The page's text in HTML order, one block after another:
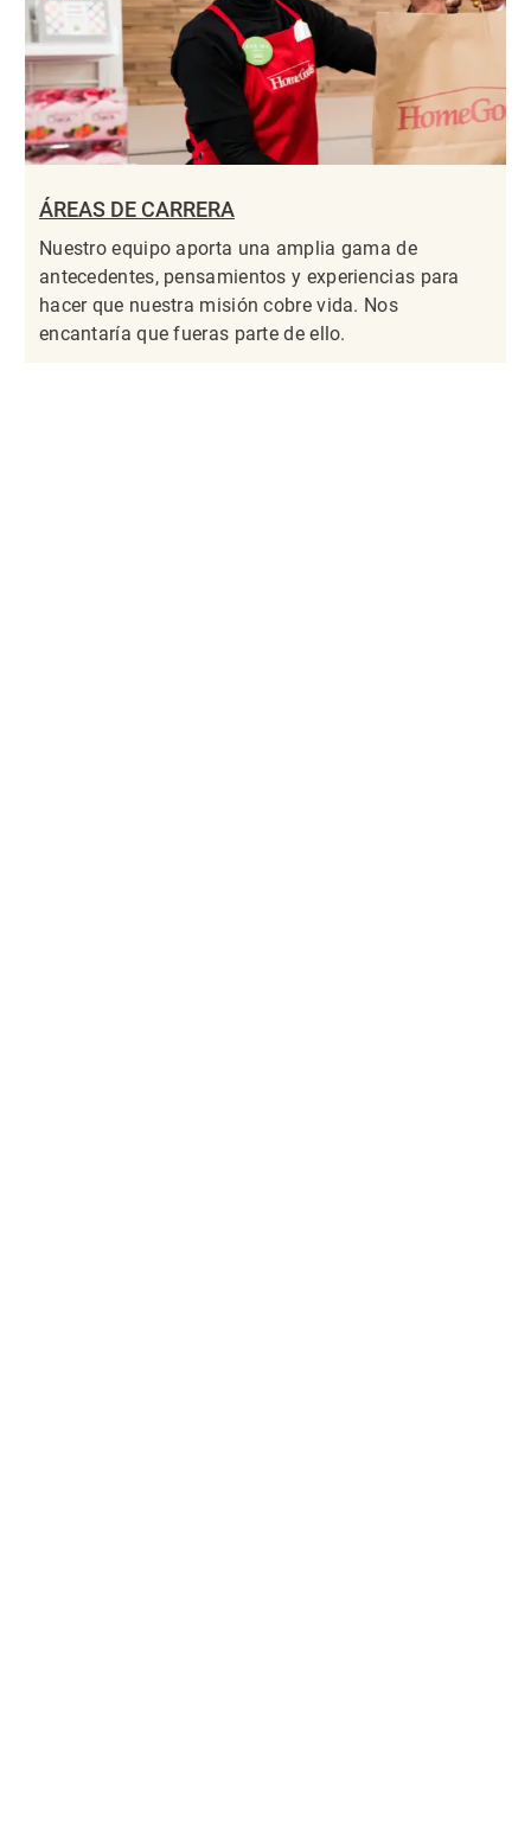
ÁREAS DE CARRERA
Nuestro equipo aporta una amplia gama de
antecedentes, pensamientos y experiencias para
hacer que nuestra misión cobre vida. Nos
encantaría que fueras parte de ello.